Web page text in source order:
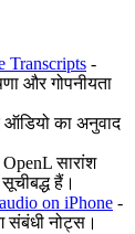
Transcripts -
और गोपनीयता
का अनुवाद
सारांश
हैं।
on iPhone -
संबंधी नोट्स।